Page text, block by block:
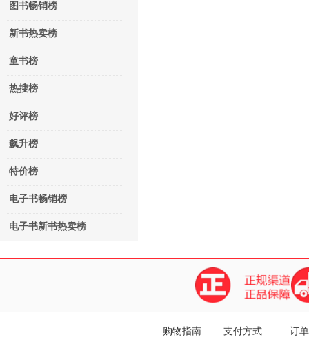
图书畅销榜
新书热卖榜
童书榜
热搜榜
好评榜
飙升榜
特价榜
电子书畅销榜
电子书新书热卖榜
购物指南 支付方式 订